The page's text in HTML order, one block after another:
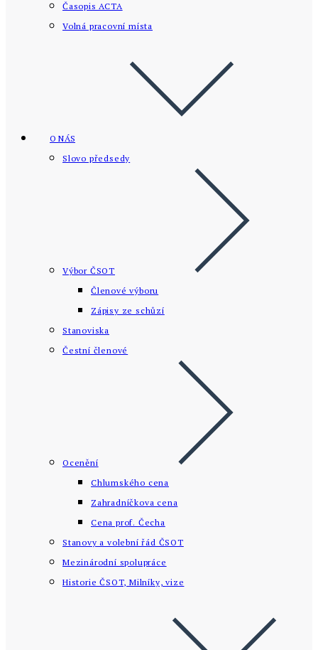
Časopis ACTA
Volná pracovní místa
O NÁS
Slovo předsedy
Výbor ČSOT
Členové výboru
Zápisy ze schůzí
Stanoviska
Čestní členové
Ocenění
Chlumského cena
Zahradníčkova cena
Cena prof. Čecha
Stanovy a volební řád ČSOT
Mezinárodní spolupráce
Historie ČSOT, Milníky, vize